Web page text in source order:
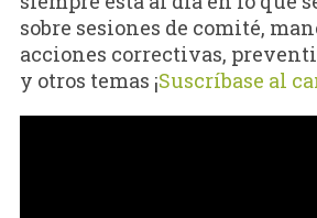
sobre sesiones de comité,
acciones correctivas,
y otros temas ¡Suscríbase al